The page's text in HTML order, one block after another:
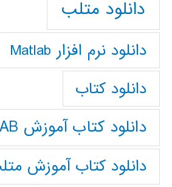
دانلود متلب
دانلود نرم افزار Matlab
دانلود کتاب
دانلود کتاب آموزش MATLAB
دانلود کتاب آموزش